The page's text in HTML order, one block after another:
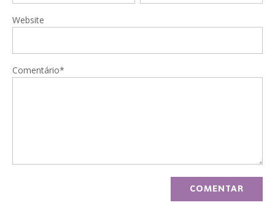
Website
Comentário*